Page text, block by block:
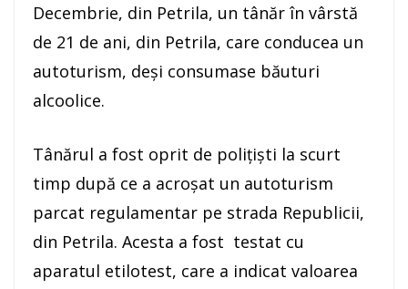
Decembrie, din Petrila, un tânăr în vârstă
de 21 de ani, din Petrila, care conducea un
autoturism, deşi consumase băuturi
alcoolice.
Tânărul a fost oprit de poliţişti la scurt
timp după ce a acroșat un autoturism
parcat regulamentar pe strada Republicii,
din Petrila. Acesta a fost testat cu
aparatul etilotest, care a indicat valoarea